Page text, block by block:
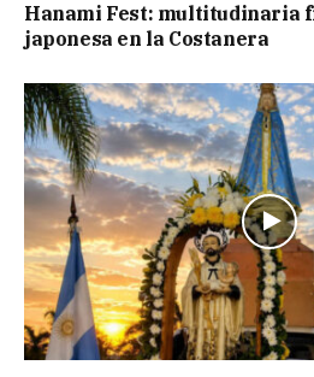
Hanami Fest: multitudinaria
japonesa en la Costanera